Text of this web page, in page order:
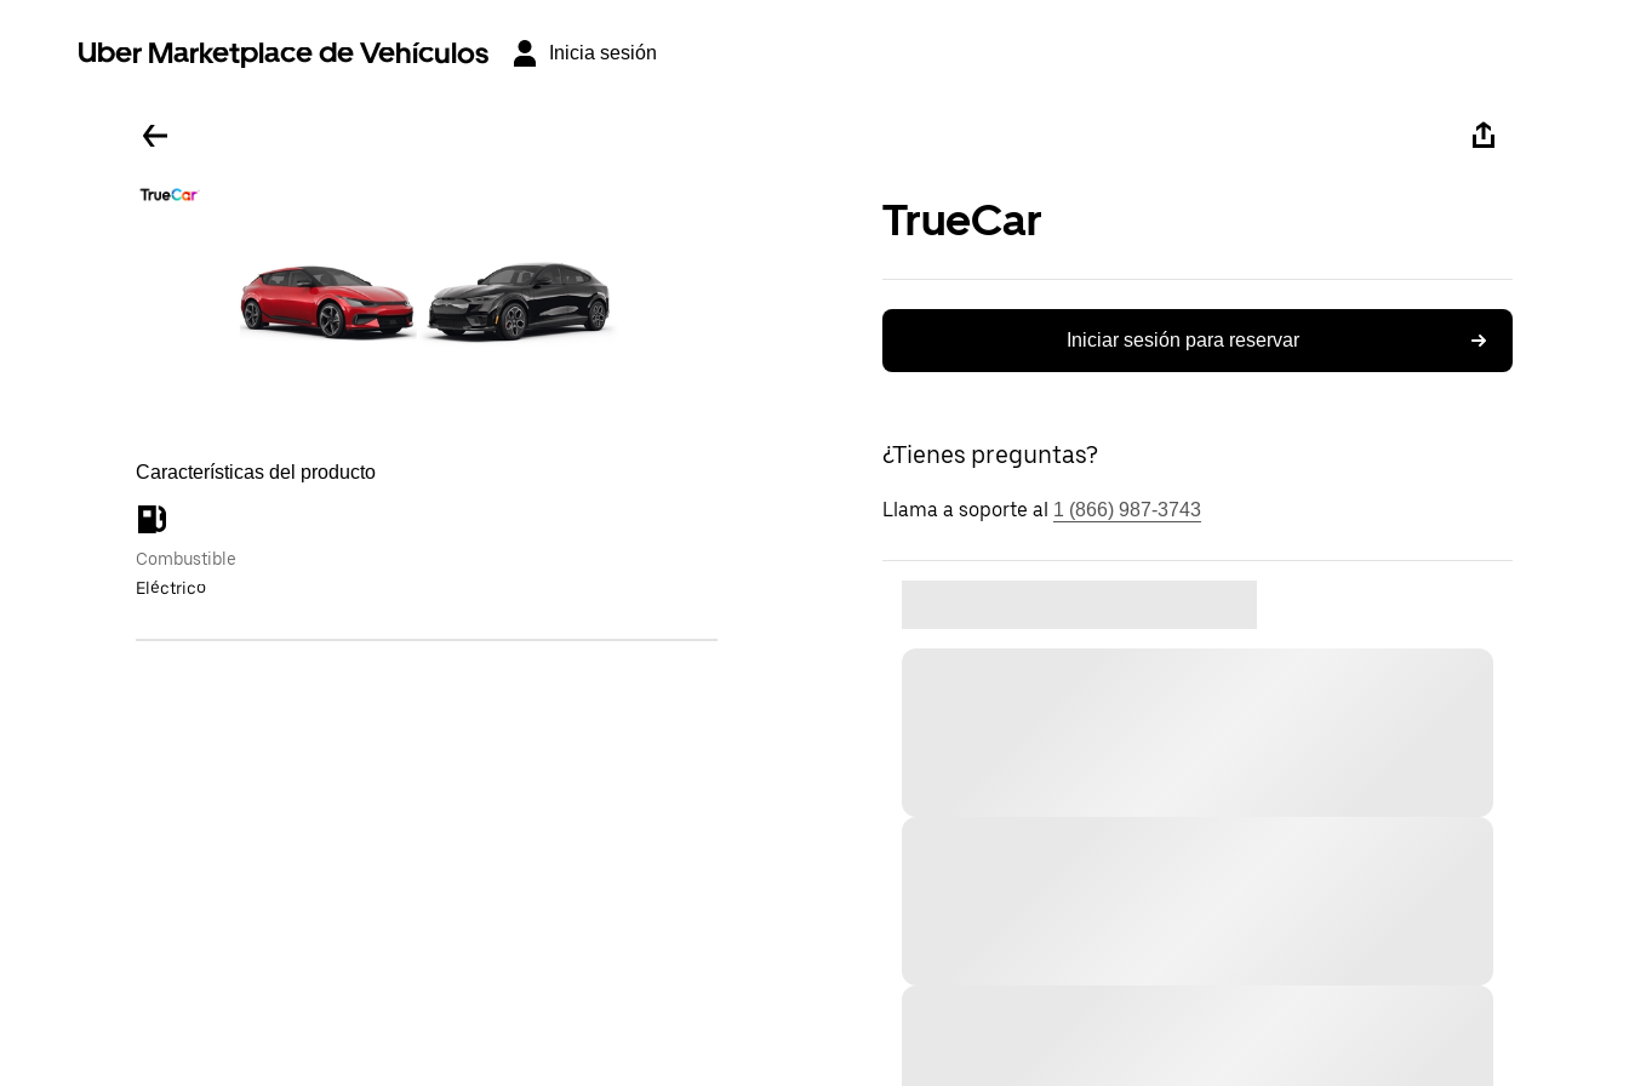
Uber Marketplace de Vehículos Inicia sesión
Características del producto
Combustible
Eléctrico
TrueCar
Iniciar sesión para reservar
¿Tienes preguntas?
Llama a soporte al 1 (866) 987-3743